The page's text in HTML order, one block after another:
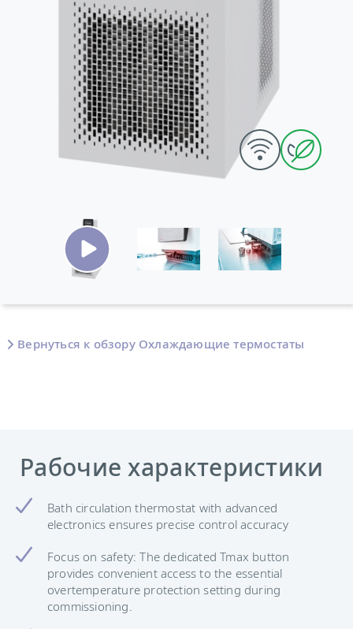
Вернуться к обзору Охлаждающие термостаты
Рабочие характеристики
Bath circulation thermostat with advanced
electronics ensures precise control accuracy
Focus on safety: The dedicated Tmax button
provides convenient access to the essential
overtemperature protection setting during
commissioning.